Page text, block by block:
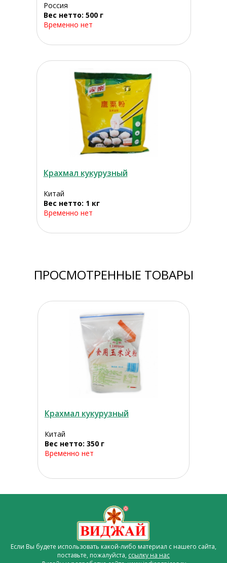
Россия
Вес нетто: 500 г
Временно нет
Крахмал кукурузный
Китай
Вес нетто: 1 кг
Временно нет
ПРОСМОТРЕННЫЕ ТОВАРЫ
Крахмал кукурузный
Китай
Вес нетто: 350 г
Временно нет
Если Вы будете использовать какой-либо материал с нашего сайта,
поставьте, пожалуйста, ссылку на нас